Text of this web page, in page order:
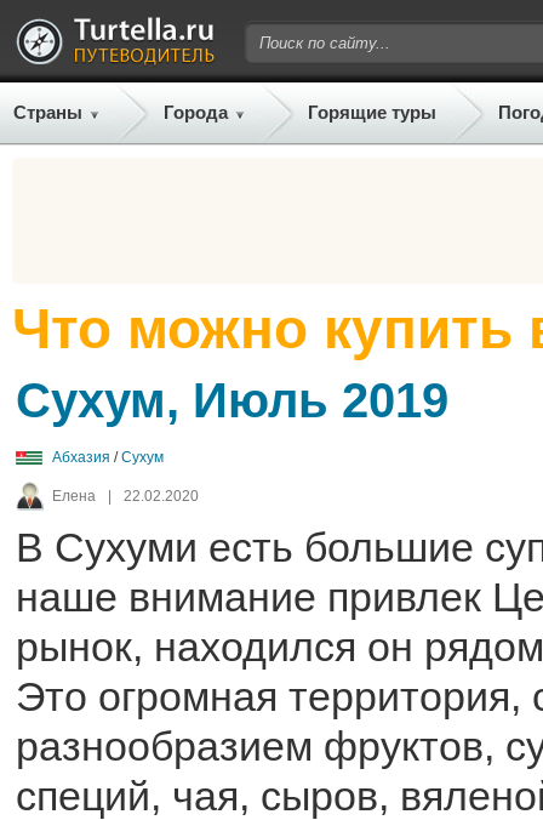
Страны Города Горящие туры
Что можно купить
Сухум, Июль 2019
Абхазия /Сухум
Елена 22.02.2020
В Сухуми есть большие
наше внимание привлек
рынок, находился он
Это огромная
разнообразием фруктов,
специй, чая, сыров,